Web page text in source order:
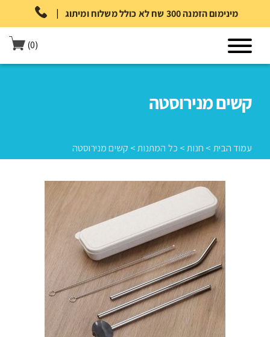
| מינימום הזמנה 300 שח לא כולל משלוח ומיתוג
(0)
קשים מנירוסטה
עמוד הבית > חנות> כל המתנות> קשים מנירוסטה
עמוד הבית >חנות >כל המתנות קשים מנירוסטה